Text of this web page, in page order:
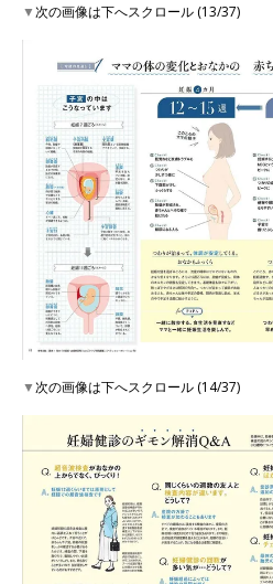
▼次の画像は下へスクロール (13/37)
▼次の画像は下へスクロール (14/37)